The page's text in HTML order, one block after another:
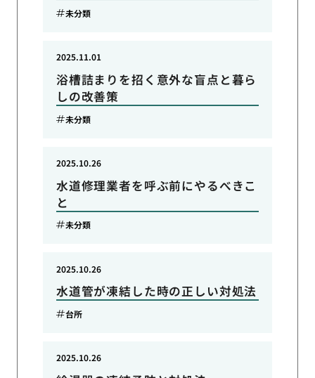
未分類
浴槽詰まりを招く意外な盲点と暮ら
しの改善策
2025.11.01
未分類
水道修理業者を呼ぶ前にやるべきこ
と
2025.10.26
未分類
水道管が凍結した時の正しい対処法
2025.10.26
台所
2025.10.26